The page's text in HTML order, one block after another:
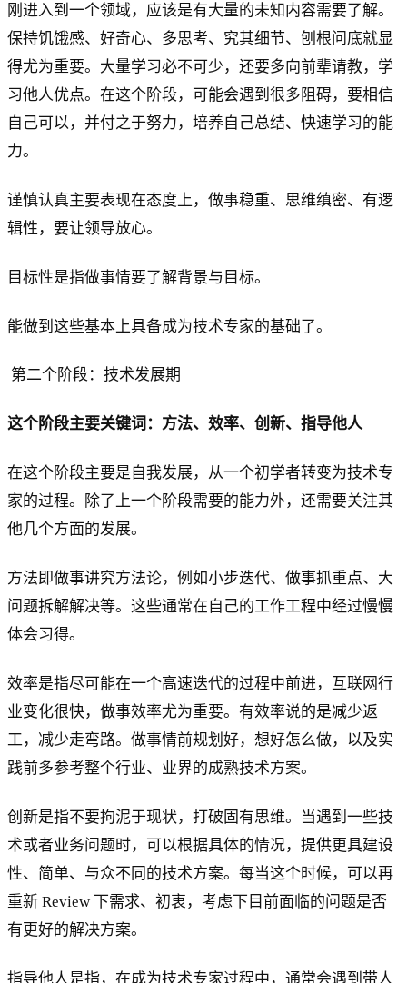
刚进入到一个领域，应该是有大量的未知内容需要了解。
保持饥饿感、好奇心、多思考、究其细节、刨根问底就显
得尤为重要。大量学习必不可少，还要多向前辈请教，学
习他人优点。在这个阶段，可能会遇到很多阻碍，要相信
自己可以，并付之于努力，培养自己总结、快速学习的能
力。
谨慎认真主要表现在态度上，做事稳重、思维缜密、有逻
辑性，要让领导放心。
目标性是指做事情要了解背景与目标。
能做到这些基本上具备成为技术专家的基础了。
第二个阶段：技术发展期
这个阶段主要关键词：方法、效率、创新、指导他人
在这个阶段主要是自我发展，从一个初学者转变为技术专
家的过程。除了上一个阶段需要的能力外，还需要关注其
他几个方面的发展。
方法即做事讲究方法论，例如小步迭代、做事抓重点、大
问题拆解解决等。这些通常在自己的工作工程中经过慢慢
体会习得。
效率是指尽可能在一个高速迭代的过程中前进，互联网行
业变化很快，做事效率尤为重要。有效率说的是减少返
工，减少走弯路。做事情前规划好，想好怎么做，以及实
践前多参考整个行业、业界的成熟技术方案。
创新是指不要拘泥于现状，打破固有思维。当遇到一些技
术或者业务问题时，可以根据具体的情况，提供更具建设
性、简单、与众不同的技术方案。每当这个时候，可以再
重新 Review 下需求、初衷，考虑下目前面临的问题是否
有更好的解决方案。
指导他人是指，在成为技术专家过程中，通常会遇到带人